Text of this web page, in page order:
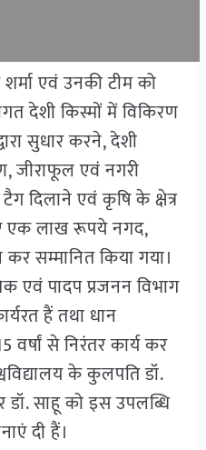
एवं उनकी टीम को
देशी किस्मों में विकिरण
सुधार करने, देशी
जीराफूल एवं नगरी
दिलाने एवं कृषि के क्षेत्र
एक लाख रूपये नगद,
कर सम्मानित किया गया।
एवं पादप प्रजनन विभाग
हैं तथा धान
से निरंतर कार्य कर
के कुलपति डॉ.
डॉ. साहू को इस उपलब्धि
दी हैं।